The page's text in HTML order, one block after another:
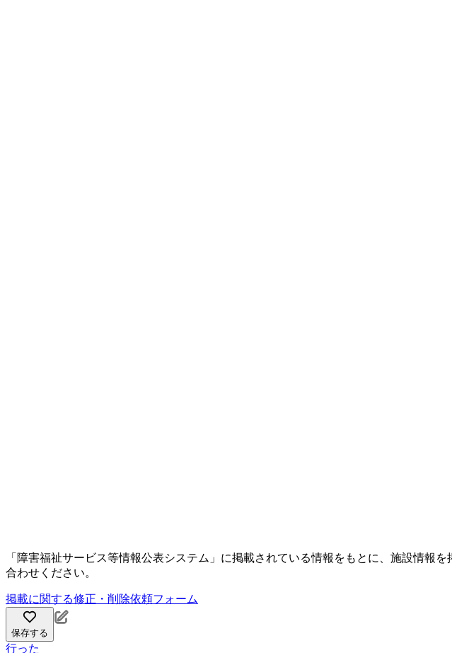
「障害福祉サービス等情報公表システム」に掲載されている情報をもとに、施設情報
合わせください。
掲載に関する修正・削除依頼フォーム
保存する
行った